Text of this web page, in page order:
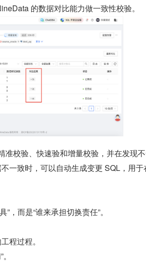
的数据对比能力做一致性校验。
校验、快速验和增量校验，并在发现
一致时，可以自动生成变更 SQL，用于
，而是“谁来承担切换责任”。
程过程。